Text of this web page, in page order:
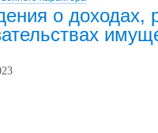
о доходах,